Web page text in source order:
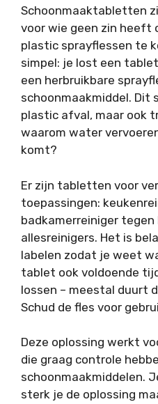
Schoonmaaktabletten
voor wie geen zin heeft
plastic sprayflessen te
simpel: je lost een
een herbruikbare
schoonmaakmiddel. Dit
plastic afval, maar ook
waarom water
komt?
Er zijn tabletten voor
toepassingen:
badkamerreiniger tegen
allesreinigers. Het is
labelen zodat je weet
tablet ook voldoende
lossen – meestal duurt
Schud de fles voor
Deze oplossing werkt
die graag controle
schoonmaakmiddelen.
sterk je de oplossing